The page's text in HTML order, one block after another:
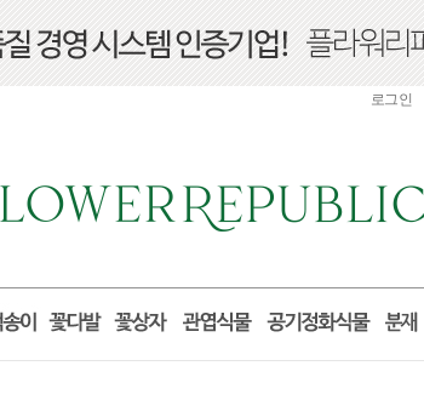
로그인